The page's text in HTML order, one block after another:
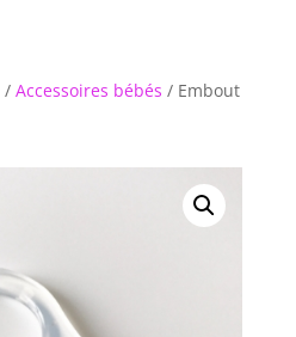
/ Accessoires bébés / Embout